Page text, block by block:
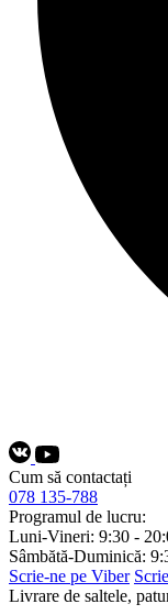
Cum să contactați
078 135-788
Programul de lucru:
Luni-Vineri: 9:30 -
Sâmbătă-Duminică:
Scrie-ne pe Viber
Livrare de saltele,